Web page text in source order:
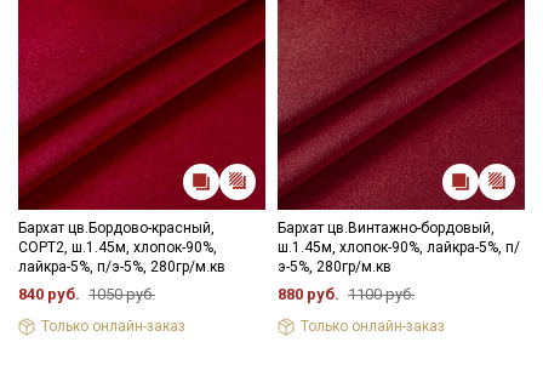
Бархат цв.Бордово-красный,
СОРТ2, ш.1.45м, хлопок-90%,
лайкра-5%, п/э-5%, 280гр/м.кв
840 руб. 1050 руб.
Только онлайн-заказ
Бархат цв.Винтажно-бордовый,
ш.1.45м, хлопок-90%, лайкра-5%, п/
э-5%, 280гр/м.кв
880 руб. 1100 руб.
Только онлайн-заказ